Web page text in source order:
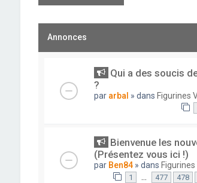
Annonces
Qui a des soucis
?
par arbal » dans Figurines
Bienvenue les
(Présentez vous ici !)
par Ben84 » dans
1 … 477 478